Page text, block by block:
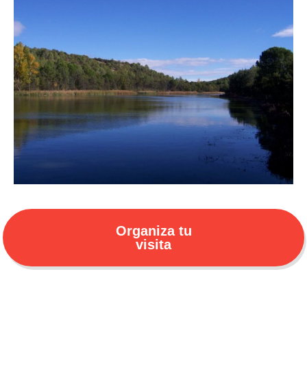
Organiza tu
visita